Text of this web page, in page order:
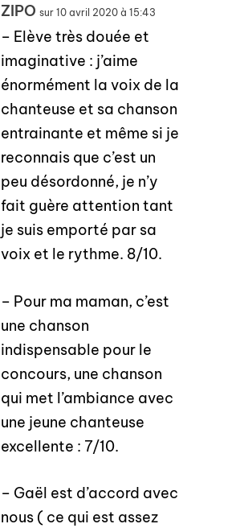
ZIPO sur 10 avril 2020 à 15:43
– Elève très douée et
imaginative : j’aime
énormément la voix de la
chanteuse et sa chanson
entrainante et même si je
reconnais que c’est un
peu désordonné, je n’y
fait guère attention tant
je suis emporté par sa
voix et le rythme. 8/10.
– Pour ma maman, c’est
une chanson
indispensable pour le
concours, une chanson
qui met l’ambiance avec
une jeune chanteuse
excellente : 7/10.
– Gaël est d’accord avec
nous ( ce qui est assez